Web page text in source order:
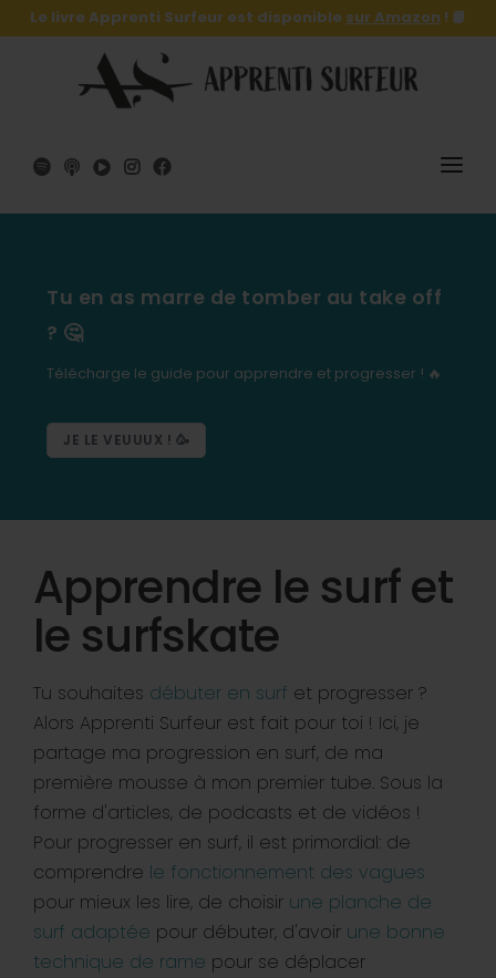
Le livre Apprenti Surfeur est disponible sur Amazon ! 📙
SURF
LE LIVRE 🔥
SHOP
A PROPOS
Tu en as marre de tomber au take off
? 🤔
Télécharge le guide pour apprendre et progresser ! 🔥
JE LE VEUUUX ! 🥳
Apprendre le surf et
le surfskate
Tu souhaites débuter en surf et progresser ?
Alors Apprenti Surfeur est fait pour toi ! Ici, je
partage ma progression en surf, de ma
première mousse à mon premier tube. Sous la
forme d'articles, de podcasts et de vidéos !
Pour progresser en surf, il est primordial: de
comprendre le fonctionnement des vagues
pour mieux les lire, de choisir une planche de
surf adaptée pour débuter, d'avoir une bonne
technique de rame pour se déplacer